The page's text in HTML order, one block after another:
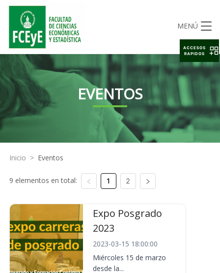
MENÚ
EVENTOS
Inicio > Eventos
9 elementos en total: 1 2
Expo Posgrado
2023
2023-03-15 18:00:00
Miércoles 15 de marzo
desde la...
ACCESOS
RAPIDOS